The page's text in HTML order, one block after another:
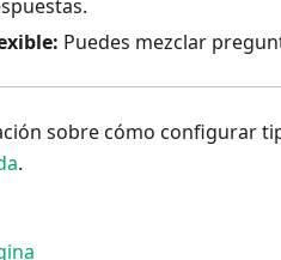
Puedes mezclar
sobre cómo configurar
.